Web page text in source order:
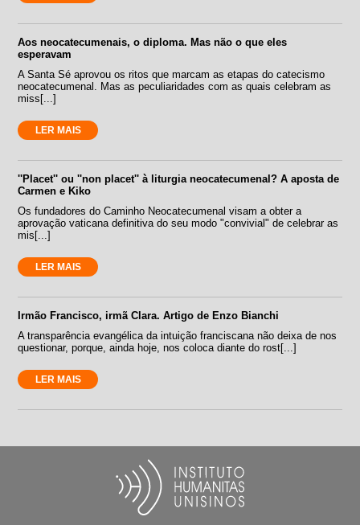
Aos neocatecumenais, o diploma. Mas não o que eles
esperavam
A Santa Sé aprovou os ritos que marcam as etapas do catecismo
neocatecumenal. Mas as peculiaridades com as quais celebram as
miss[...]
LER MAIS
''Placet'' ou ''non placet'' à liturgia neocatecumenal? A aposta de
Carmen e Kiko
Os fundadores do Caminho Neocatecumenal visam a obter a
aprovação vaticana definitiva do seu modo "convivial" de celebrar as
mis[...]
LER MAIS
Irmão Francisco, irmã Clara. Artigo de Enzo Bianchi
A transparência evangélica da intuição franciscana não deixa de nos
questionar, porque, ainda hoje, nos coloca diante do rost[...]
LER MAIS